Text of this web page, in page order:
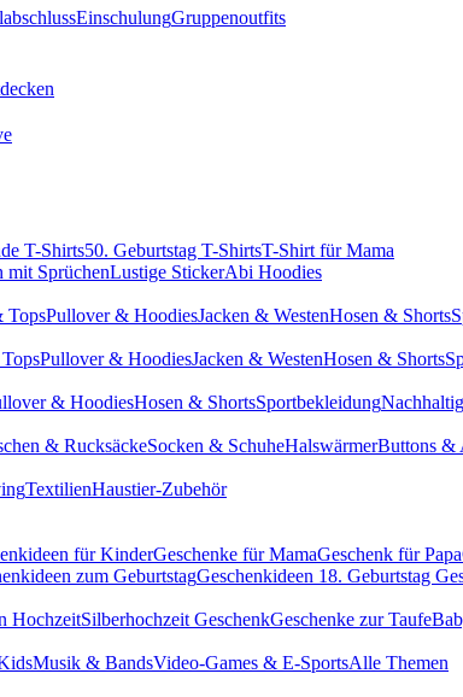
EinschulungGruppenoutfits
T-Shirts50. Geburtstag T-ShirtsT-Shirt für Mama
mit SprüchenLustige StickerAbi Hoodies
TopsPullover & HoodiesJacken & WestenHosen & Shorts
Pullover & HoodiesJacken & WestenHosen & Shorts
& HoodiesHosen & ShortsSportbekleidung
& RucksäckeSocken & SchuheHalswärmerButtons &
TextilienHaustier-Zubehör
für KinderGeschenke für MamaGeschenk für Papa
zum GeburtstagGeschenkideen 18. Geburtstag
HochzeitSilberhochzeit GeschenkGeschenke zur Taufe
Musik & BandsVideo-Games & E-SportsAlle Themen